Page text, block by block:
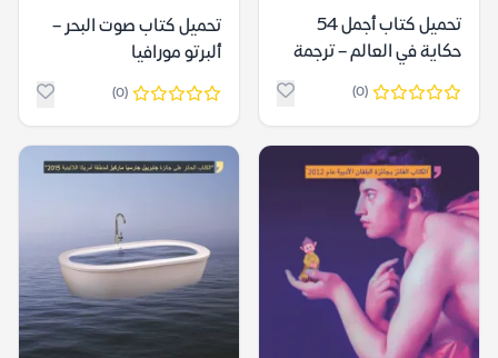
تحميل كتاب أجمل 54
حكاية في العالم – ترجمة
حمادة إبراهيم
(0)
تحميل كتاب صوت البحر –
ألبرتو مورافيا
(0)